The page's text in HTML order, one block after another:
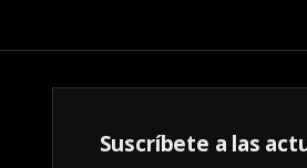
Suscríbete a las